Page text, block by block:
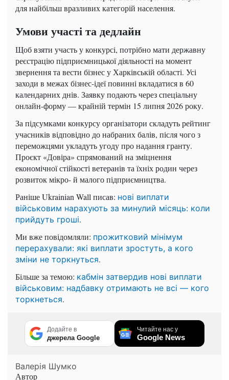
для найбільш вразливих категорій населення.
Умови участі та дедлайн
Щоб взяти участь у конкурсі, потрібно мати державну
реєстрацію підприємницької діяльності на момент
звернення та вести бізнес у Харківській області. Усі
заходи в межах бізнес-ідеї повинні вкладатися в 60
календарних днів. Заявку подають через спеціальну
онлайн-форму — крайній термін 15 липня 2026 року.
За підсумками конкурсу організатори складуть рейтинг
учасників відповідно до набраних балів, після чого з
переможцями укладуть угоду про надання гранту.
Проєкт «Довіра» спрямований на зміцнення
економічної стійкості ветеранів та їхніх родин через
розвиток мікро- й малого підприємництва.
Раніше Ukrainian Wall писав: нові виплати
військовим нарахують за минулий місяць: коли
прийдуть гроші.
Ми вже повідомляли: прожитковий мінімум
перерахували: які виплати зростуть, а кого
зміни не торкнуться.
Більше за темою: кабмін затвердив нові виплати
військовим: надбавку отримають не всі — кого
торкнеться.
Додайте в
джерела Google
Читайте нас у
Google News
Валерія Шумко
Автор